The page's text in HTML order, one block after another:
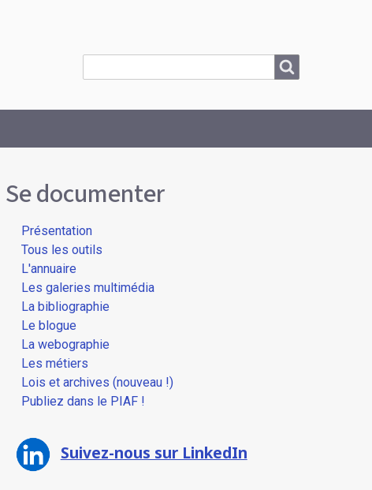
Search
Se documenter
Présentation
Tous les outils
L'annuaire
Les galeries multimédia
La bibliographie
Le blogue
La webographie
Les métiers
Lois et archives (nouveau !)
Publiez dans le PIAF !
Suivez-nous sur LinkedIn